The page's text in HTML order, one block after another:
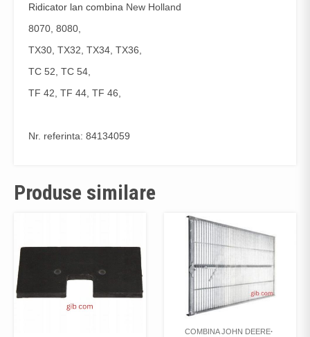
Ridicator lan combina New Holland
8070, 8080,
TX30, TX32, TX34, TX36,
TC 52, TC 54,
TF 42, TF 44, TF 46,
Nr. referinta: 84134059
Produse similare
COMBINA JOHN DEERE